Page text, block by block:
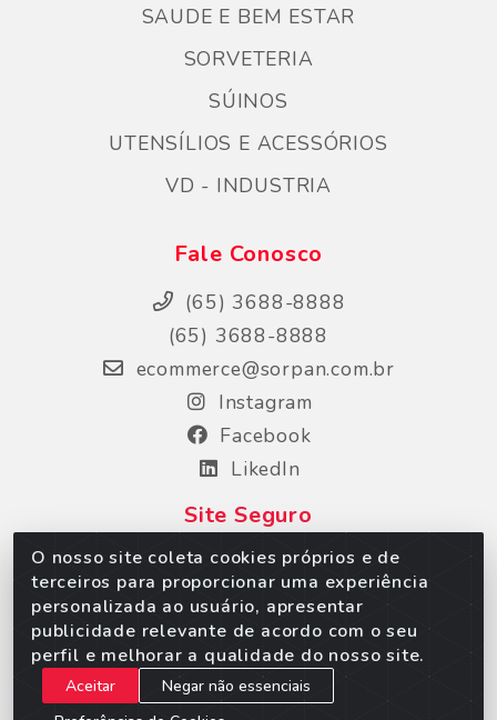
O nosso site coleta cookies próprios e de
terceiros para proporcionar uma experiência
personalizada ao usuário, apresentar
publicidade relevante de acordo com o seu
perfil e melhorar a qualidade do nosso site.
Aceitar
Negar não essenciais
SAUDE E BEM ESTAR
SORVETERIA
SÚINOS
UTENSÍLIOS E ACESSÓRIOS
VD - INDUSTRIA
Fale Conosco
(65) 3688-8888
(65) 3688-8888
ecommerce@sorpan.com.br
Instagram
Facebook
LikedIn
Site Seguro